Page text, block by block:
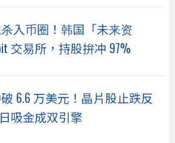
入币圈！韩国「未来资
交易所，持股拚冲 97%
6.6 万美元！晶片股止跌反
吸金成双引擎